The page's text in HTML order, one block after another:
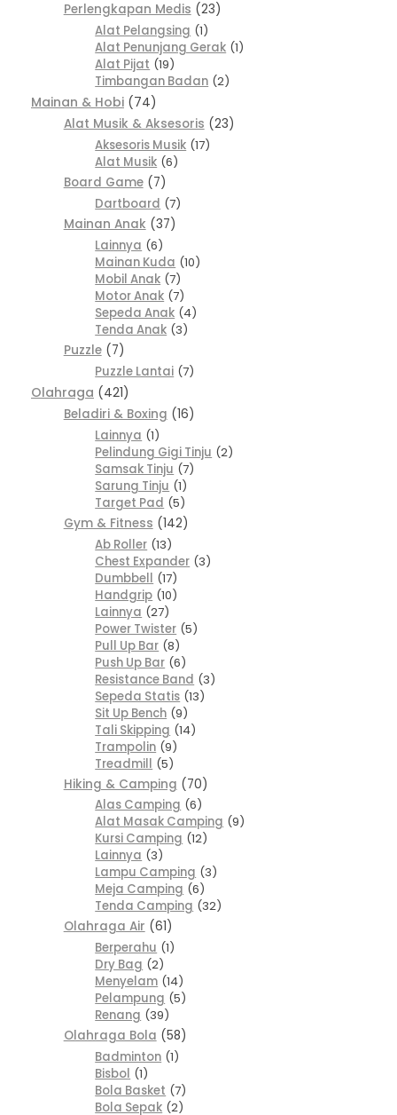
Perlengkapan Medis
23
Alat Pelangsing 1
Alat Penunjang Gerak 1
Alat Pijat 19
Timbangan Badan 2
Mainan & Hobi 74
Alat Musik & Aksesoris
23
Aksesoris Musik 17
Alat Musik 6
Board Game
7
Dartboard 7
Mainan Anak
37
Lainnya 6
Mainan Kuda 10
Mobil Anak 7
Motor Anak 7
Sepeda Anak 4
Tenda Anak 3
Puzzle
7
Puzzle Lantai 7
Olahraga 421
Beladiri & Boxing
16
Lainnya 1
Pelindung Gigi Tinju 2
Samsak Tinju 7
Sarung Tinju 1
Target Pad 5
Gym & Fitness
142
Ab Roller 13
Chest Expander 3
Dumbbell 17
Handgrip 10
Lainnya 27
Power Twister 5
Pull Up Bar 8
Push Up Bar 6
Resistance Band 3
Sepeda Statis 13
Sit Up Bench 9
Tali Skipping 14
Trampolin 9
Treadmill 5
Hiking & Camping
70
Alas Camping 6
Alat Masak Camping 9
Kursi Camping 12
Lainnya 3
Lampu Camping 3
Meja Camping 6
Tenda Camping 32
Olahraga Air
61
Berperahu 1
Dry Bag 2
Menyelam 14
Pelampung 5
Renang 39
Olahraga Bola
58
Badminton 1
Bisbol 1
Bola Basket 7
Bola Sepak 2